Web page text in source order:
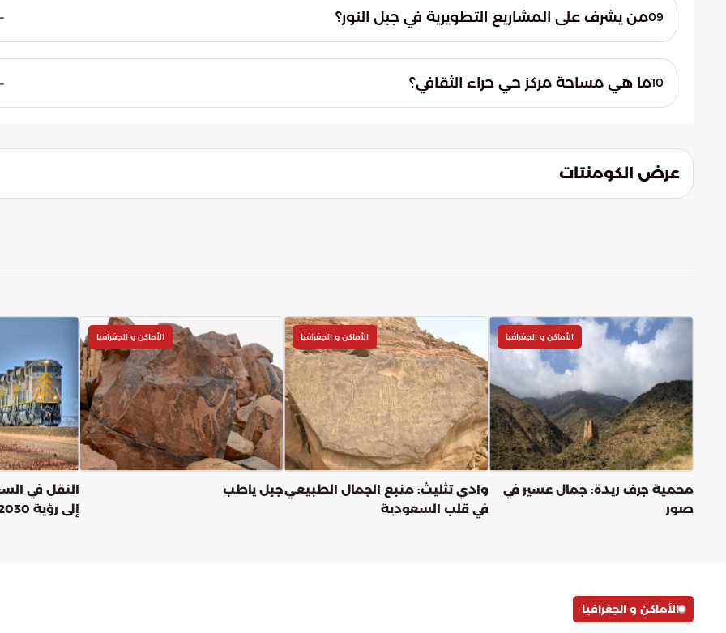
إليه.09من يشرف على المشاريع التطويرية في جبل النور؟
10ما هي مساحة مركز حي حراء الثقافي؟
عرض الكومنتات
الأماكن و الجغرافيا
محمية جرف ريدة: جمال عسير في
صور
الأماكن و الجغرافيا
وادي تثليث: منبع الجمال الطبيعي
في قلب السعودية
الأماكن و الجغرافيا
جبل ياطب
النقل في
إلى رؤية 2030
الأماكن و الجغرافيا